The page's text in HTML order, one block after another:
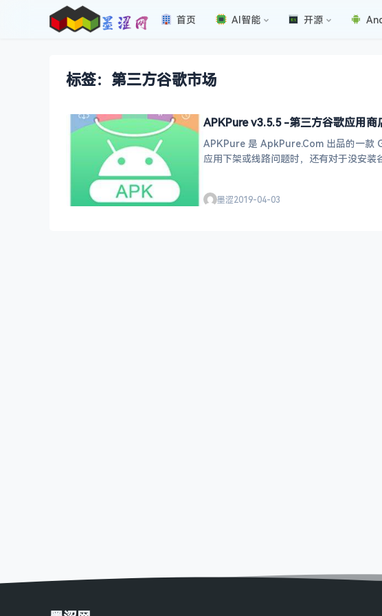
首页 AI智能 开源
标签：第三方谷歌市场
APKPure v3.5.5 -第三方谷歌应用
APKPure 是 ApkPure.Com 出品的一款
应用下架或线路问题时，还有对于没安
墨涩2019-04-03